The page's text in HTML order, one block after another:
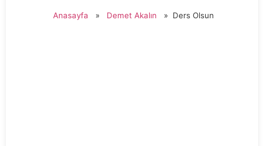
Anasayfa » Demet Akalın » Ders Olsun